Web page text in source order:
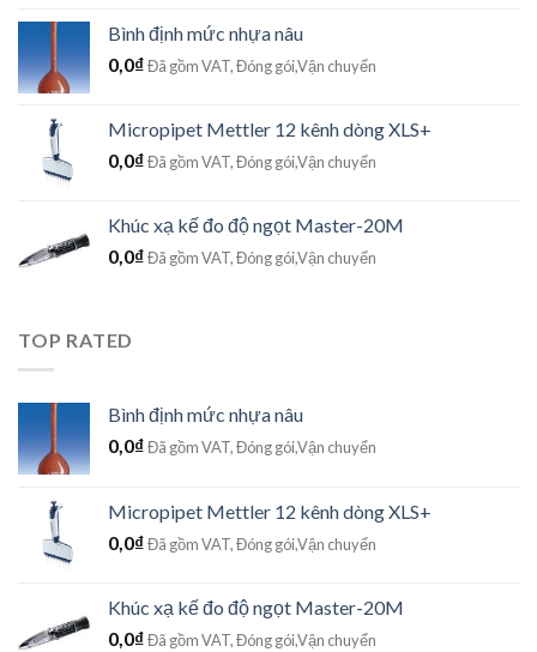
Bình định mức nhựa nâu
0,0₫Đã gồm VAT, Đóng gói,Vận chuyển
Micropipet Mettler 12 kênh dòng XLS+
0,0₫Đã gồm VAT, Đóng gói,Vận chuyển
Khúc xạ kế đo độ ngọt Master-20M
0,0₫Đã gồm VAT, Đóng gói,Vận chuyển
TOP RATED
Bình định mức nhựa nâu
0,0₫Đã gồm VAT, Đóng gói,Vận chuyển
Micropipet Mettler 12 kênh dòng XLS+
0,0₫Đã gồm VAT, Đóng gói,Vận chuyển
Khúc xạ kế đo độ ngọt Master-20M
0,0₫Đã gồm VAT, Đóng gói,Vận chuyển